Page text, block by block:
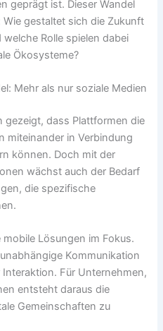
geprägt ist. Dieser Wandel
Wie gestaltet sich die Zukunft
welche Rolle spielen dabei
Ökosysteme?
Mehr als nur soziale Medien
gezeigt, dass Plattformen die
miteinander in Verbindung
können. Doch mit der
wächst auch der Bedarf
die spezifische
Lösungen im Fokus.
Kommunikation
Für Unternehmen,
entsteht daraus die
Gemeinschaften zu